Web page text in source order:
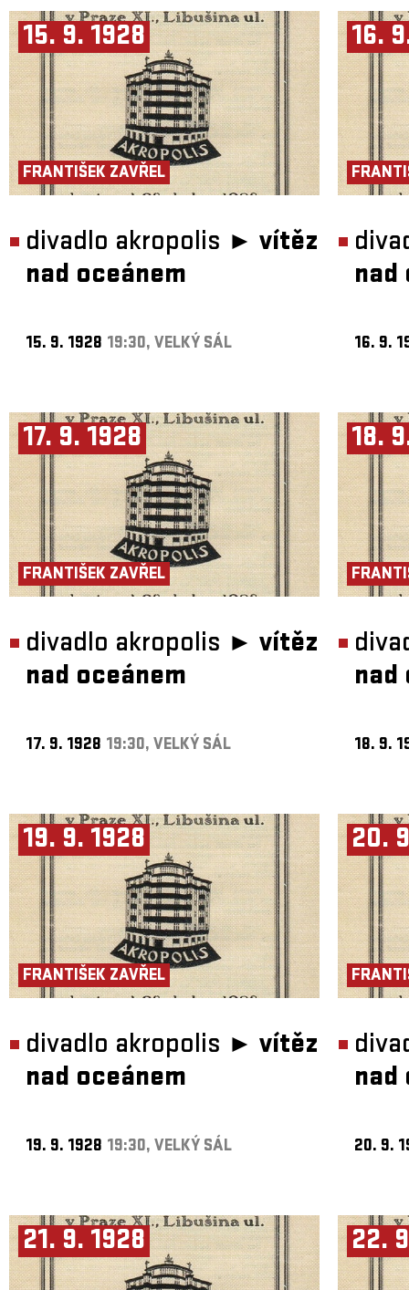
15. 9. 1928
FRANTIŠEK ZAVŘEL
divadlo akropolis ► vítěz
nad oceánem
15. 9. 1928 19:30, VELKÝ SÁL
16.
nad
16. 9.
17. 9. 1928
FRANTIŠEK ZAVŘEL
divadlo akropolis ► vítěz
nad oceánem
17. 9. 1928 19:30, VELKÝ SÁL
18.
nad
18. 9.
19. 9. 1928
FRANTIŠEK ZAVŘEL
divadlo akropolis ► vítěz
nad oceánem
19. 9. 1928 19:30, VELKÝ SÁL
20.
nad
20. 9.
21. 9. 1928 22.